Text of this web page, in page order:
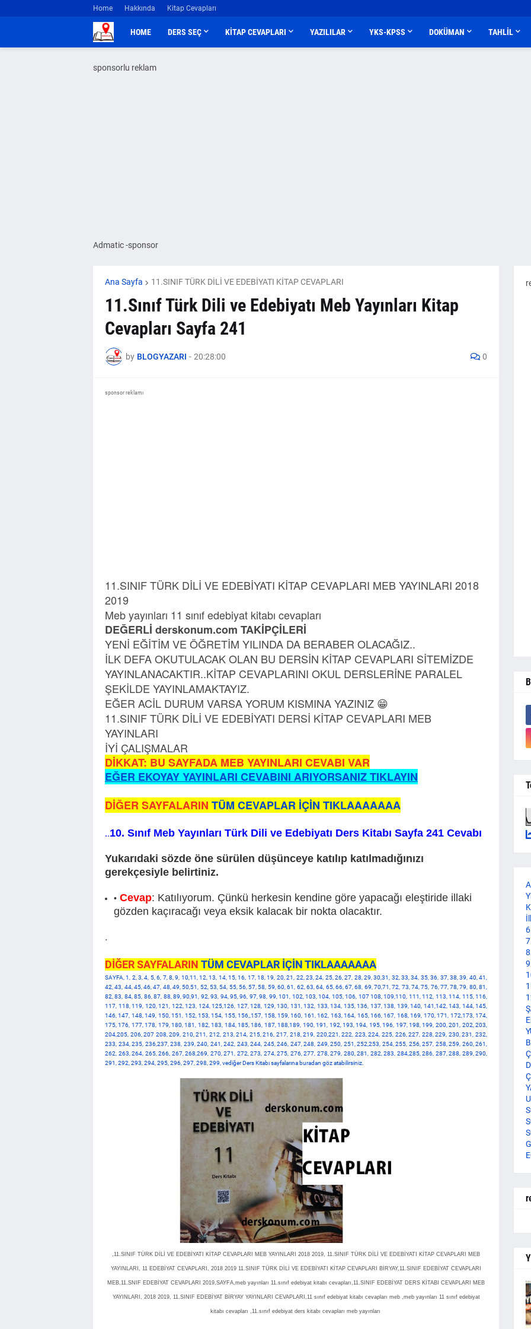
Home Hakkında Kitap Cevapları
HOME DERS SEÇ KİTAP CEVAPLARI YAZILILAR YKS-KPSS DOKÜMAN TAHLİL
sponsorlu reklam
Admatic -sponsor
Ana Sayfa 11.SINIF TÜRK DİLİ VE EDEBİYATI KİTAP CEVAPLARI
11.Sınıf Türk Dili ve Edebiyatı Meb Yayınları Kitap
Cevapları Sayfa 241
by BLOGYAZARI - 20:28:00 0
sponsor reklamı
11.SINIF TÜRK DİLİ VE EDEBİYATI KİTAP CEVAPLARI MEB YAYINLARI 2018
2019
Meb yayınları 11 sınıf edebiyat kitabı cevapları
DEĞERLİ derskonum.com TAKİPÇİLERİ
YENİ EĞİTİM VE ÖĞRETİM YILINDA DA BERABER OLACAĞIZ..
İLK DEFA OKUTULACAK OLAN BU DERSİN KİTAP CEVAPLARI SİTEMİZDE
YAYINLANACAKTIR..KİTAP CEVAPLARINI OKUL DERSLERİNE PARALEL
ŞEKİLDE YAYINLAMAKTAYIZ.
EĞER ACİL DURUM VARSA YORUM KISMINA YAZINIZ 😁
11.SINIF TÜRK DİLİ VE EDEBİYATI DERSİ KİTAP CEVAPLARI MEB
YAYINLARI
İYİ ÇALIŞMALAR
DİKKAT: BU SAYFADA MEB YAYINLARI CEVABI VAR
EĞER EKOYAY YAYINLARI CEVABINI ARIYORSANIZ TIKLAYIN
DİĞER SAYFALARIN TÜM CEVAPLAR İÇİN TIKLAAAAAAA
..10. Sınıf Meb Yayınları Türk Dili ve Edebiyatı Ders Kitabı Sayfa 241 Cevabı
Yukarıdaki sözde öne sürülen düşünceye katılıp katılmadığınızı
gerekçesiyle belirtiniz.
Cevap: Katılıyorum. Çünkü herkesin kendine göre yapacağı eleştiride illaki
gözden kaçıracağı veya eksik kalacak bir nokta olacaktır.
.
DİĞER SAYFALARIN TÜM CEVAPLAR İÇİN TIKLAAAAAAA
SAYFA, 1, 2, 3, 4, 5, 6, 7, 8, 9, 10,11, 12, 13, 14, 15, 16, 17, 18, 19, 20, 21, 22, 23, 24, 25, 26, 27, 28, 29, 30,31, 32, 33, 34, 35, 36, 37, 38, 39, 40, 41,
42, 43, 44, 45, 46, 47, 48, 49, 50,51, 52, 53, 54, 55, 56, 57, 58, 59, 60, 61, 62, 63, 64, 65, 66, 67, 68, 69, 70,71, 72, 73, 74, 75, 76, 77, 78, 79, 80, 81,
82, 83, 84, 85, 86, 87, 88, 89, 90,91, 92, 93, 94, 95, 96, 97, 98, 99, 101, 102, 103, 104, 105, 106, 107 108, 109,110, 111, 112, 113, 114, 115, 116,
117, 118, 119, 120, 121, 122, 123, 124, 125,126, 127, 128, 129, 130, 131, 132, 133, 134, 135, 136, 137, 138, 139, 140, 141,142, 143, 144, 145,
146, 147, 148, 149, 150, 151, 152, 153, 154, 155, 156,,157, 158, 159, 160, 161, 162, 163, 164, 165, 166, 167, 168, 169, 170, 171, 172,173, 174,
175, 176, 177, 178, 179, 180, 181, 182, 183, 184, 185, 186, 187, 188,189, 190, 191, 192, 193, 194, 195, 196, 197, 198, 199, 200, 201, 202, 203,
204,205, 206, 207 208, 209, 210, 211, 212, 213, 214, 215, 216, 217, 218, 219, 220,221, 222, 223, 224, 225, 226, 227, 228, 229, 230, 231, 232,
233, 234, 235, 236,237, 238, 239, 240, 241, 242, 243, 244, 245, 246, 247, 248, 249, 250, 251, 252,253, 254, 255, 256, 257, 258, 259, 260, 261,
262, 263, 264, 265, 266, 267, 268,269, 270, 271, 272, 273, 274, 275, 276, 277, 278, 279, 280, 281, 282, 283, 284,285, 286, 287, 288, 289, 290,
291, 292, 293, 294, 295, 296, 297, 298, 299, vediğer Ders Kitabı sayfalarına buradan göz atabilirsiniz.
,11.SINIF TÜRK DİLİ VE EDEBİYATI KİTAP CEVAPLARI MEB YAYINLARI 2018 2019, 11.SINIF TÜRK DİLİ VE EDEBİYATI KİTAP CEVAPLARI MEB
YAYINLARI, 11 EDEBİYAT CEVAPLARI, 2018 2019 11.SINIF TÜRK DİLİ VE EDEBİYATI KİTAP CEVAPLARI BİRYAY,11.SINIF EDEBİYAT CEVAPLARI
MEB,11.SNIF EDEBİYAT CEVAPLARI 2019,SAYFA,meb yayınları 11.sınıf edebiyat kitabı cevapları,11.SINIF EDEBİYAT DERS KİTABI CEVAPLARI MEB
YAYINLARI, 2018 2019, 11.SINIF EDEBİYAT BİRYAY YAYINLARI CEVAPLARI,11 sınıf edebiyat kitabı cevapları meb ,meb yayınları 11 sınıf edebiyat
kitabı cevapları ,11.sınıf edebiyat ders kitabı cevapları meb yayınları